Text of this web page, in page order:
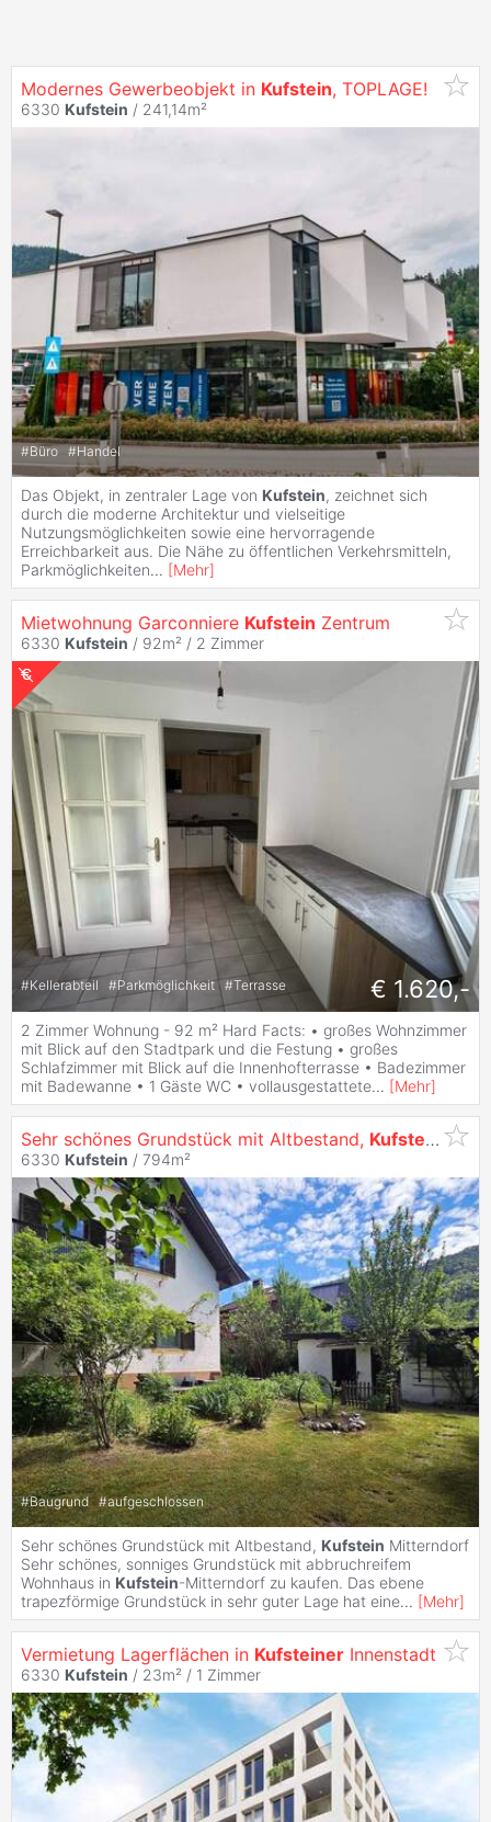
Modernes Gewerbeobjekt in Kufstein, TOPLAGE!
6330 Kufstein / 241,14m²
#Büro #Handel
Das Objekt, in zentraler Lage von Kufstein, zeichnet sich
durch die moderne Architektur und vielseitige
Nutzungsmöglichkeiten sowie eine hervorragende
Erreichbarkeit aus. Die Nähe zu öffentlichen Verkehrsmitteln,
Parkmöglichkeiten... [Mehr]
Mietwohnung Garconniere Kufstein Zentrum
6330 Kufstein / 92m² / 2 Zimmer
#Kellerabteil #Parkmöglichkeit #Terrasse € 1.620,-
2 Zimmer Wohnung - 92 m² Hard Facts: • großes Wohnzimmer
mit Blick auf den Stadtpark und die Festung • großes
Schlafzimmer mit Blick auf die Innenhofterrasse • Badezimmer
mit Badewanne • 1 Gäste WC • vollausgestattete... [Mehr]
Sehr schönes Grundstück mit Altbestand, Kufstein
6330 Kufstein / 794m²
#Baugrund #aufgeschlossen
Sehr schönes Grundstück mit Altbestand, Kufstein Mitterndorf
Sehr schönes, sonniges Grundstück mit abbruchreifem
Wohnhaus in Kufstein-Mitterndorf zu kaufen. Das ebene
trapezförmige Grundstück in sehr guter Lage hat eine... [Mehr]
Vermietung Lagerflächen in Kufsteiner Innenstadt
6330 Kufstein / 23m² / 1 Zimmer